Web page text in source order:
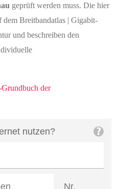
geprüft werden muss. Die hier
dem Breitbandatlas | Gigabit-
und beschreiben den
der